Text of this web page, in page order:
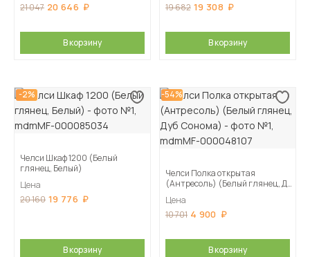
21 047 20 646
В корзину
19 682 19 308
В корзину
-2%
Челси Шкаф 1200 (Белый
глянец, Белый)
Цена
20 160 19 776
В корзину
-54%
Челси Полка открытая
(Антресоль) (Белый глянец, Дуб
Цена
10 701 4 900
В корзину